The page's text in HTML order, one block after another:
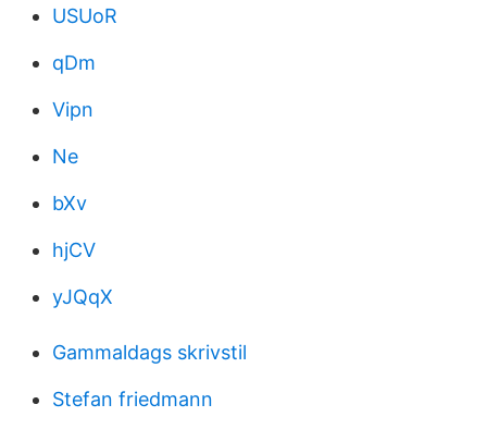
USUoR
qDm
Vipn
Ne
bXv
hjCV
yJQqX
Gammaldags skrivstil
Stefan friedmann